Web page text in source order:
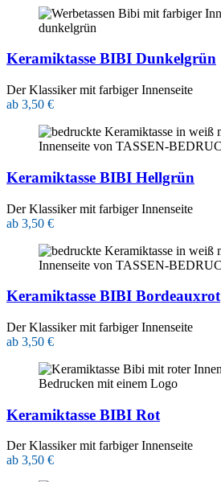
Keramiktasse BIBI Dunkelgrün
Der Klassiker mit farbiger Innenseite
ab 3,50 €
Keramiktasse BIBI Hellgrün
Der Klassiker mit farbiger Innenseite
ab 3,50 €
Keramiktasse BIBI Bordeauxrot
Der Klassiker mit farbiger Innenseite
ab 3,50 €
Keramiktasse BIBI Rot
Der Klassiker mit farbiger Innenseite
ab 3,50 €